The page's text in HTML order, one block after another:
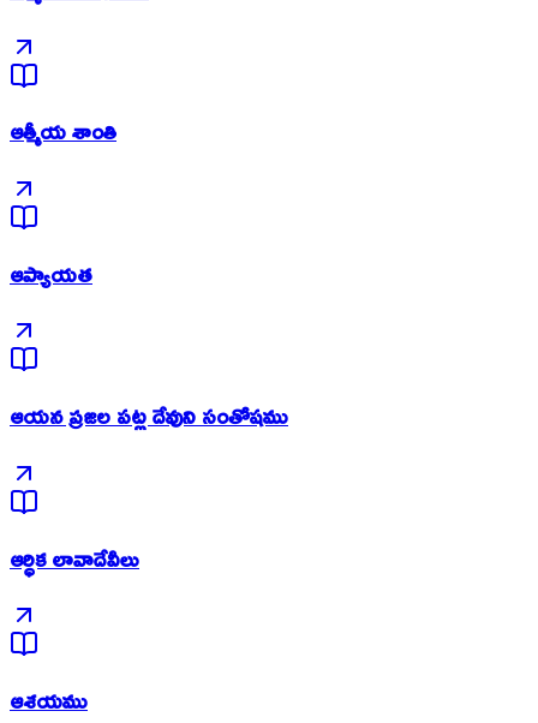
ఆత్మీయ శాంతి
ఆప్యాయత
ఆయన ప్రజల పట్ల దేవుని సంతోషము
ఆర్ధిక లావాదేవీలు
ఆశయము